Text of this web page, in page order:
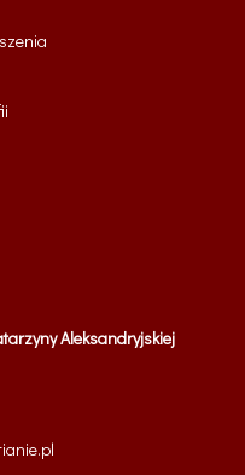
Aleksandryjskiej